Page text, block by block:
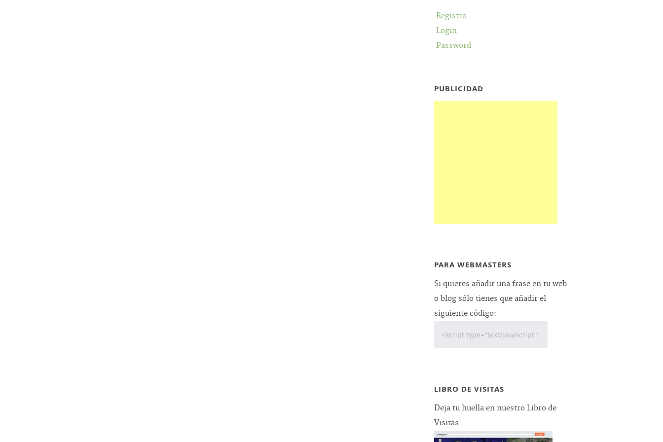
Registro
Login
Password
PUBLICIDAD
PARA WEBMASTERS
Si quieres añadir una frase en tu web
o blog sólo tienes que añadir el
siguiente código:
LIBRO DE VISITAS
Deja tu huella en nuestro Libro de
Visitas.